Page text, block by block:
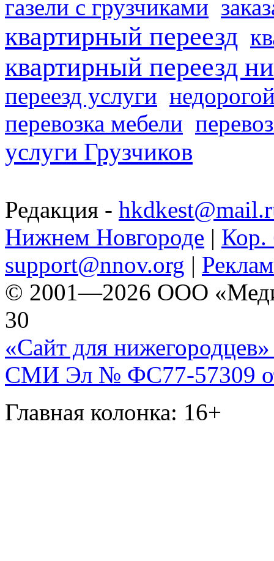
газели с грузчиками
квартирный переезд
квартирный переезд
переезд услуги
перевозка мебели
услуги Грузчиков
Редакция -
Нижнем Новгороде | Кор.
support@nnov.org |
© 2001—2026 ООО
30
«Сайт для нижегородцев»
СМИ Эл № ФС77-57309
Главная колонка: 16+